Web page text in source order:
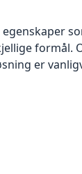
formål.
er